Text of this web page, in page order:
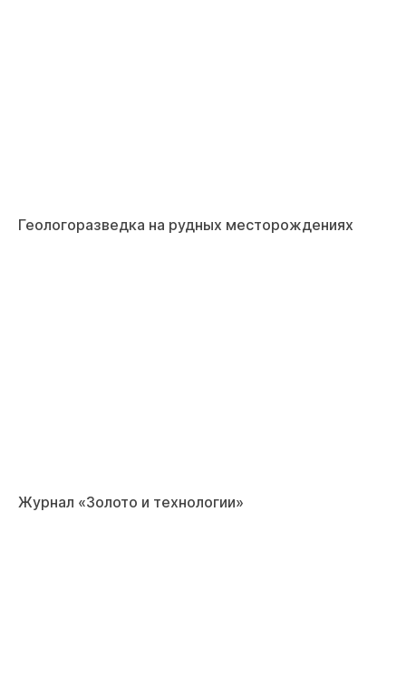
Геологоразведка на рудных месторождениях
Журнал «Золото и технологии»